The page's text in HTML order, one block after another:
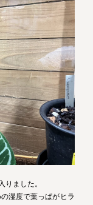
ました。
湿度で葉っぱがヒラ